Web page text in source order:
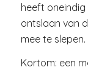
heeft oneindig
ontslaan van
mee te slepen.
Kortom: een